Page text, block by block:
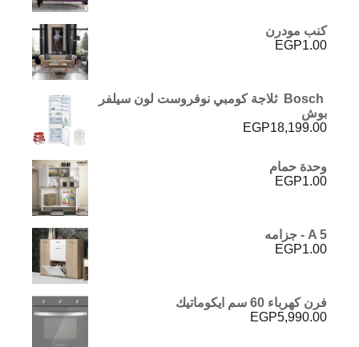
كنب مودرن
EGP1.00
Bosch ثلاجة كومبي نوفروست لون سيلفر
بوش
EGP18,199.00
وحدة حمام
EGP1.00
A 5 - جزامه
EGP1.00
فرن كهرباء 60 سم ايكوماتيك
EGP5,990.00